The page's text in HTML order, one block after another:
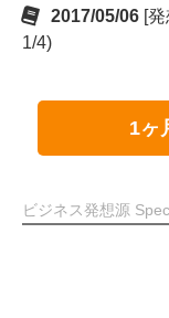
2017/05/06 [
1/4)
1ヶ
ビジネス発想源